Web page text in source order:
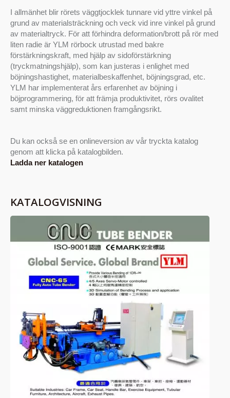
I allmänhet blir rörets väggtjocklek tunnare vid yttre vinkel på
grund av materialsträckning och veck vid inre vinkel på grund
av materialtryck. För att förhindra deformation/brott på rör med
liten radie är YLM rörbock utrustad med bakre
förstärkningskraft, med hjälp av sidoförstärkning
(tryckmatningshjälp), som kan justeras i enlighet med
böjningshastighet, materialbeskaffenhet, böjningsgrad, etc.
YLM har implementerat års erfarenhet av böjning i
böjprogrammering, för att främja produktivitet, rörs ovalitet
samt minska väggreduktionen framgångsrikt.
Du kan också se en onlineversion av vår tryckta katalog
genom att klicka på katalogbilden.
Ladda ner katalogen
KATALOGVISNING